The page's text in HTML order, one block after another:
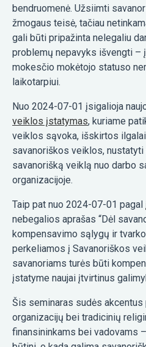
bendruomenė. Užsiimti
žmogaus teisė, tačiau
gali būti pripažinta nelegaliu
problemų nepavyks išvengti –
mokesčio mokėtojo statuso
laikotarpiui.
Nuo 2024-07-01 įsigalioja
veiklos įstatymas, kuriame
veiklos sąvoka, išskirtos
savanoriškos veiklos,
savanorišką veiklą nuo darbo
organizacijoje.
Taip pat nuo 2024-07-01 pagal
nebegalios aprašas “Dėl
kompensavimo sąlygų ir
perkeliamos į Savanoriškos
savanoriams turės būti
įstatyme naujai įtvirtinus
Šis seminaras sudės
organizacijų bei tradicinių
finansininkams bei vadovams